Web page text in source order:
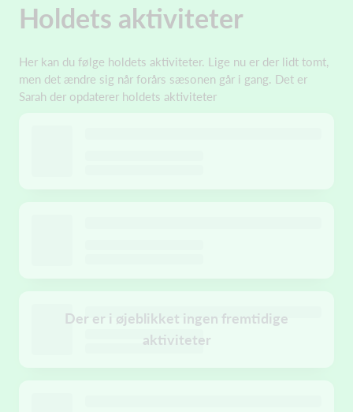
Holdets aktiviteter
Her kan du følge holdets aktiviteter. Lige nu er der lidt tomt,
men det ændre sig når forårs sæsonen går i gang. Det er
Sarah der opdaterer holdets aktiviteter
Der er i øjeblikket ingen fremtidige
aktiviteter